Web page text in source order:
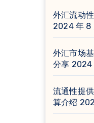
外汇流动
2024 年 8
外汇市场
分享 2024
流通性提
算介绍